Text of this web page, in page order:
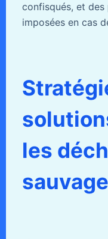
confisqués, et des
imposées en cas
les